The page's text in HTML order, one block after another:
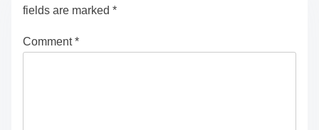
fields are marked *
Comment*